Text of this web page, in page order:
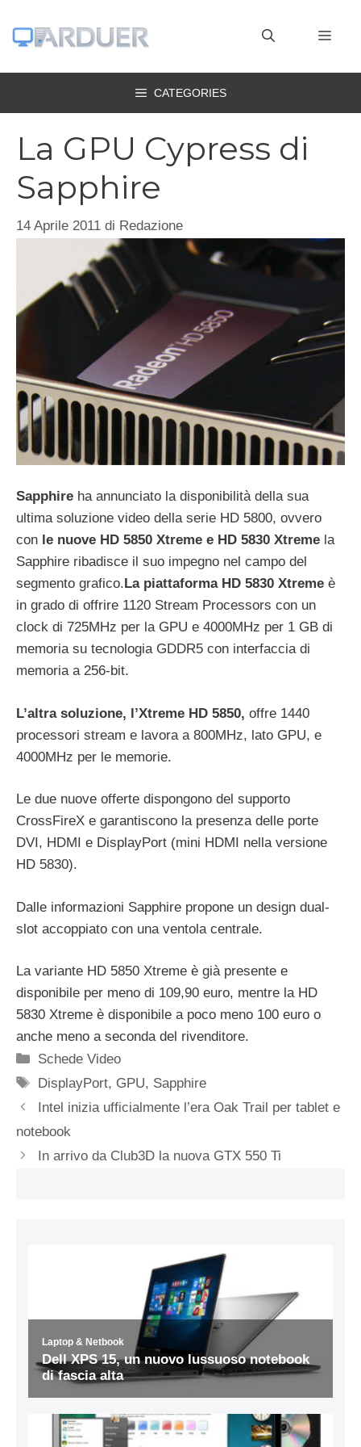
CATEGORIES
La GPU Cypress di
Sapphire
14 Aprile 2011 di Redazione
Sapphire ha annunciato la disponibilità della sua
ultima soluzione video della serie HD 5800, ovvero
con le nuove HD 5850 Xtreme e HD 5830 Xtreme la
Sapphire ribadisce il suo impegno nel campo del
segmento grafico.La piattaforma HD 5830 Xtreme è
in grado di offrire 1120 Stream Processors con un
clock di 725MHz per la GPU e 4000MHz per 1 GB di
memoria su tecnologia GDDR5 con interfaccia di
memoria a 256-bit.
L’altra soluzione, l’Xtreme HD 5850, offre 1440
processori stream e lavora a 800MHz, lato GPU, e
4000MHz per le memorie.
Le due nuove offerte dispongono del supporto
CrossFireX e garantiscono la presenza delle porte
DVI, HDMI e DisplayPort (mini HDMI nella versione
HD 5830).
Dalle informazioni Sapphire propone un design dual-
slot accoppiato con una ventola centrale.
La variante HD 5850 Xtreme è già presente e
disponibile per meno di 109,90 euro, mentre la HD
5830 Xtreme è disponibile a poco meno 100 euro o
anche meno a seconda del rivenditore.
Categorie
Schede Video
Tag
DisplayPort, GPU, Sapphire
Intel inizia ufficialmente l’era Oak Trail per tablet e
notebook
In arrivo da Club3D la nuova GTX 550 Ti